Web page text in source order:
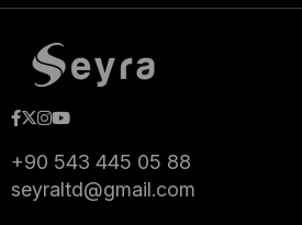
+90 543 445 05 88
seyraltd@gmail.com